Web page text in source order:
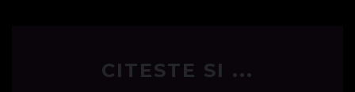
CITESTE SI ...